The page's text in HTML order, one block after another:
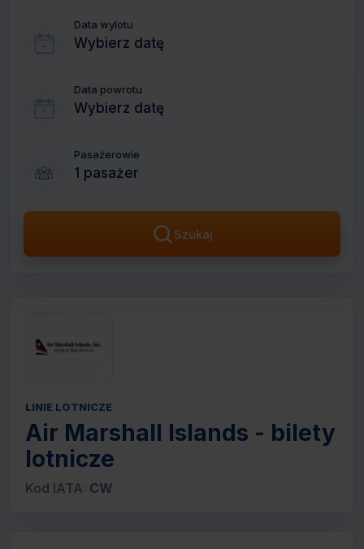
Data wylotu
Wybierz datę
Data powrotu
Wybierz datę
Pasażerowie
1 pasażer
Szukaj
LINIE LOTNICZE
Air Marshall Islands - bilety
lotnicze
Kod IATA: CW